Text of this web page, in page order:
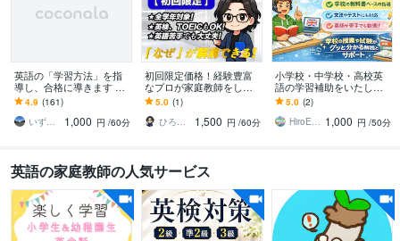
英語の「学習方法」を指
導し、合格に導きます 中
学/高校/大学生)受験から
英検TOEIC等の資格試験
まで
4.9 (161)
いずみ オンライン英語
1,000 円 /60分
初回限定価格！経験豊富
なプロが家庭教師をしま
す 「理解」を重視した高
品質な授業を受けたい方
へ
5.0 (1)
ひろきＩ英語教育
1,500 円 /60分
小学校・中学校・高校英
語の学習補助をいたしま
す 少しずつ英語との距離
感を縮めよう
5.0 (2)
HiroEigo 1,000 円 /50分
英語の家庭教師の人気サービス